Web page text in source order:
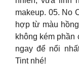
makeup. 05. No
hợp từ màu
không kém phần
ngay để nổi
Tint nhé!